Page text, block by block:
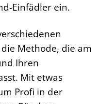
Einfädler ein.
Methode, die am
Ihren
Mit etwas
Profi in der